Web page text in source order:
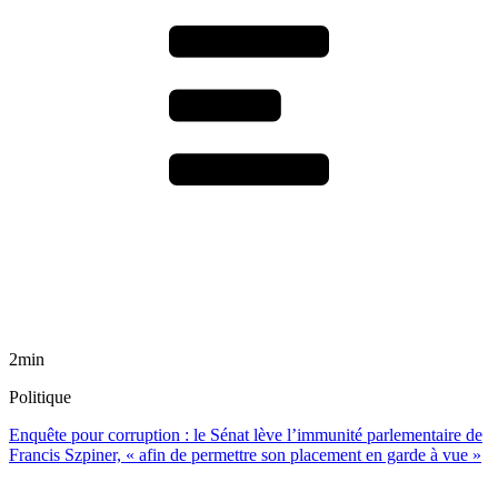
2min
Politique
Enquête pour corruption : le Sénat lève l’immunité parlementaire de
Francis Szpiner, « afin de permettre son placement en garde à vue »